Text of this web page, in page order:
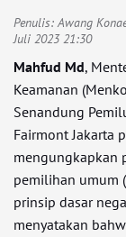
Penulis:Awang
Juli 2023 21:30
Mahfud Md,
Keamanan
Senandung
Fairmont Jakarta
mengungkapkan
pemilihan umum
prinsip dasar
menyatakan